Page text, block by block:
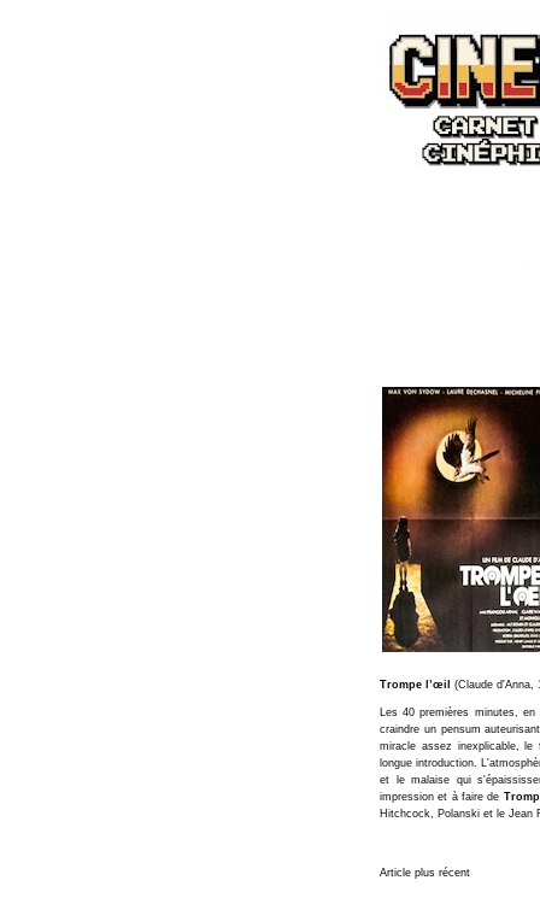
Trompe l’œil (Claude d'Anna,
Les 40 premières minutes,
craindre un pensum
miracle assez inexplicable,
longue introduction.
et le malaise qui
impression et à faire de
Hitchcock, Polanski et le Jean
Article plus récent